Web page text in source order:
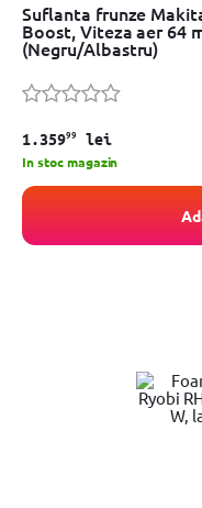
Suflanta frunze
Boost, Viteza aer 64
(Negru/Albastru)
1.35999 lei
In stoc magazin